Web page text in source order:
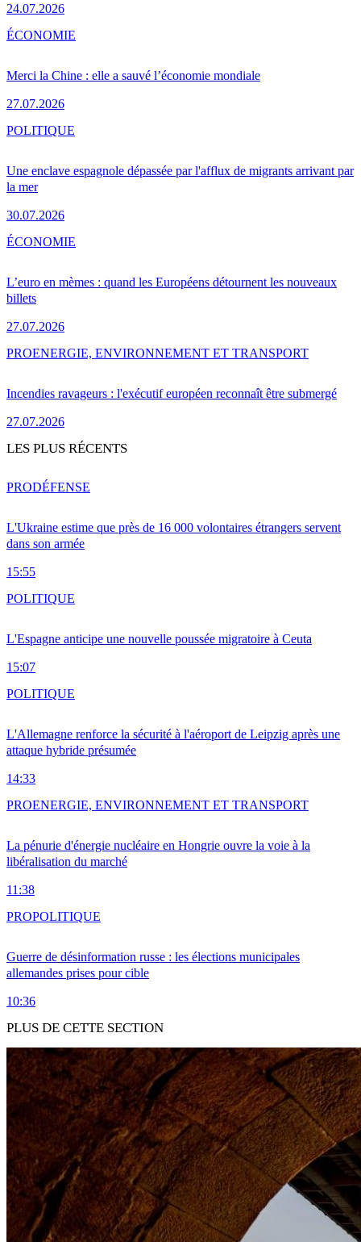
24.07.2026
Merci la Chine : elle a sauvé l’économie mondiale
27.07.2026
ÉCONOMIE
Une enclave espagnole dépassée par l'afflux de migrants arrivant par
la mer
30.07.2026
POLITIQUE
L’euro en mèmes : quand les Européens détournent les nouveaux
billets
27.07.2026
ÉCONOMIE
Incendies ravageurs : l'exécutif européen reconnaît être submergé
27.07.2026
PROENERGIE, ENVIRONNEMENT ET TRANSPORT
LES PLUS RÉCENTS
L'Ukraine estime que près de 16 000 volontaires étrangers servent
dans son armée
15:55
PRODÉFENSE
L'Espagne anticipe une nouvelle poussée migratoire à Ceuta
15:07
POLITIQUE
L'Allemagne renforce la sécurité à l'aéroport de Leipzig après une
attaque hybride présumée
14:33
POLITIQUE
La pénurie d'énergie nucléaire en Hongrie ouvre la voie à la
libéralisation du marché
11:38
PROENERGIE, ENVIRONNEMENT ET TRANSPORT
Guerre de désinformation russe : les élections municipales
allemandes prises pour cible
10:36
PROPOLITIQUE
PLUS DE CETTE SECTION